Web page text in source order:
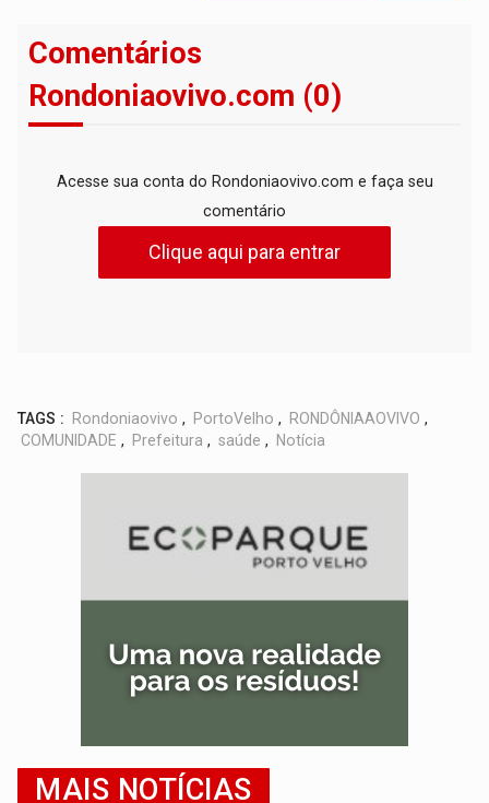
Comentários
Rondoniaovivo.com (0)
Acesse sua conta do Rondoniaovivo.com e faça seu
comentário
Clique aqui para entrar
TAGS : Rondoniaovivo , PortoVelho , RONDÔNIAAOVIVO ,
COMUNIDADE , Prefeitura , saúde , Notícia
MAIS NOTÍCIAS